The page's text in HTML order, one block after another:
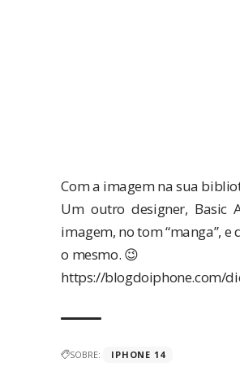
Com a imagem na sua
Um outro designer, Basic
imagem, no tom “manga”,
o mesmo. 😉
https://blogdoiphone.com/
SOBRE: IPHONE 14